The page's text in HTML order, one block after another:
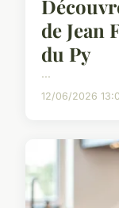
de Jean
du Py
...
12/06/2026